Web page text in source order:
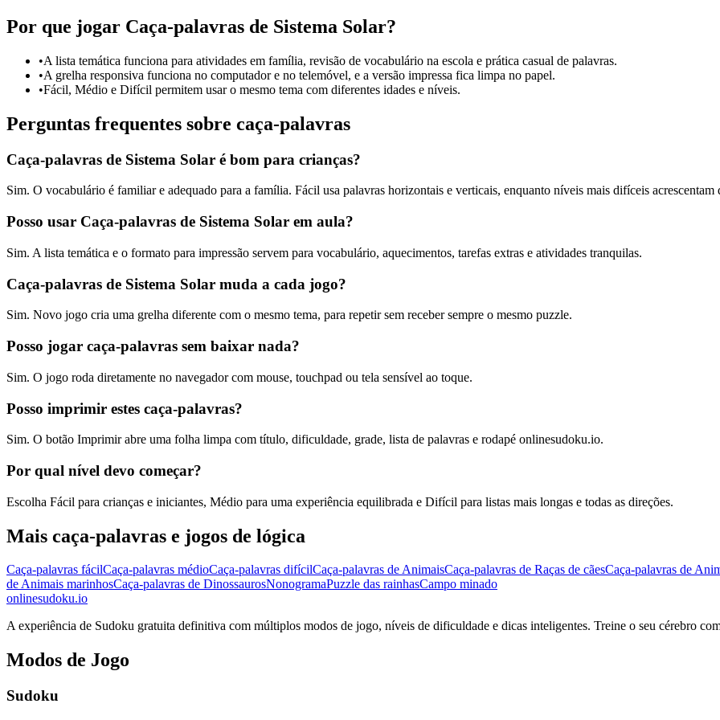
Por que jogar Caça-palavras de Sistema Solar?
•A lista temática funciona para atividades em família, revisão de vocabulário na escola e prática casual de palavras.
•A grelha responsiva funciona no computador e no telemóvel, e a versão impressa fica limpa no papel.
•Fácil, Médio e Difícil permitem usar o mesmo tema com diferentes idades e níveis.
Perguntas frequentes sobre caça-palavras
Caça-palavras de Sistema Solar é bom para crianças?
Sim. O vocabulário é familiar e adequado para a família. Fácil usa palavras horizontais e verticais, enquanto níveis mais difíceis acrescentam
Posso usar Caça-palavras de Sistema Solar em aula?
Sim. A lista temática e o formato para impressão servem para vocabulário, aquecimentos, tarefas extras e atividades tranquilas.
Caça-palavras de Sistema Solar muda a cada jogo?
Sim. Novo jogo cria uma grelha diferente com o mesmo tema, para repetir sem receber sempre o mesmo puzzle.
Posso jogar caça-palavras sem baixar nada?
Sim. O jogo roda diretamente no navegador com mouse, touchpad ou tela sensível ao toque.
Posso imprimir estes caça-palavras?
Sim. O botão Imprimir abre uma folha limpa com título, dificuldade, grade, lista de palavras e rodapé onlinesudoku.io.
Por qual nível devo começar?
Escolha Fácil para crianças e iniciantes, Médio para uma experiência equilibrada e Difícil para listas mais longas e todas as direções.
Mais caça-palavras e jogos de lógica
Caça-palavras fácilCaça-palavras médioCaça-palavras difícilCaça-palavras de AnimaisCaça-palavras de Raças de cãesCaça-palavras de
de Animais marinhosCaça-palavras de DinossaurosNonogramaPuzzle das rainhasCampo minado
onlinesudoku.io
A experiência de Sudoku gratuita definitiva com múltiplos modos de jogo, níveis de dificuldade e dicas inteligentes. Treine o seu cérebro
Modos de Jogo
Sudoku